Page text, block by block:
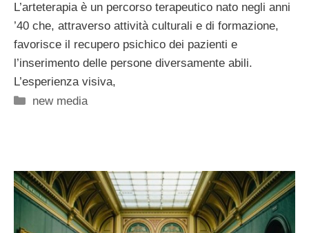
L’arteterapia è un percorso terapeutico nato negli anni
’40 che, attraverso attività culturali e di formazione,
favorisce il recupero psichico dei pazienti e
l’inserimento delle persone diversamente abili.
L’esperienza visiva,
Categorie
new media